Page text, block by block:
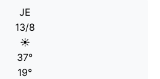
JE
13/8
☀️
37°
19°